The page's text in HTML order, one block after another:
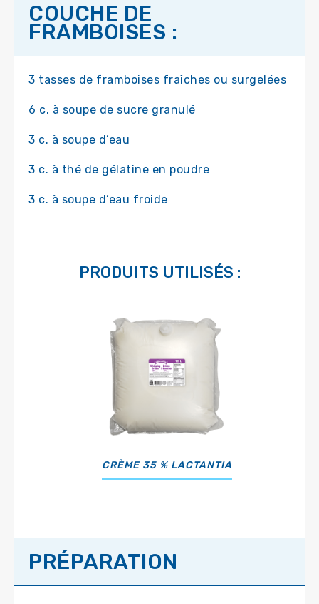
COUCHE DE
FRAMBOISES :
3 tasses de framboises fraîches ou surgelées
6 c. à soupe de sucre granulé
3 c. à soupe d’eau
3 c. à thé de gélatine en poudre
3 c. à soupe d’eau froide
PRODUITS UTILISÉS :
CRÈME 35 % LACTANTIA
PRÉPARATION